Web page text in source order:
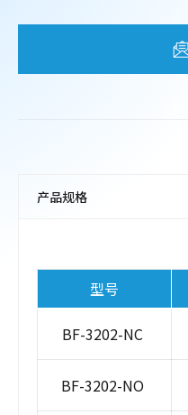
型号
BF-3202-NC
BF-3202-NO